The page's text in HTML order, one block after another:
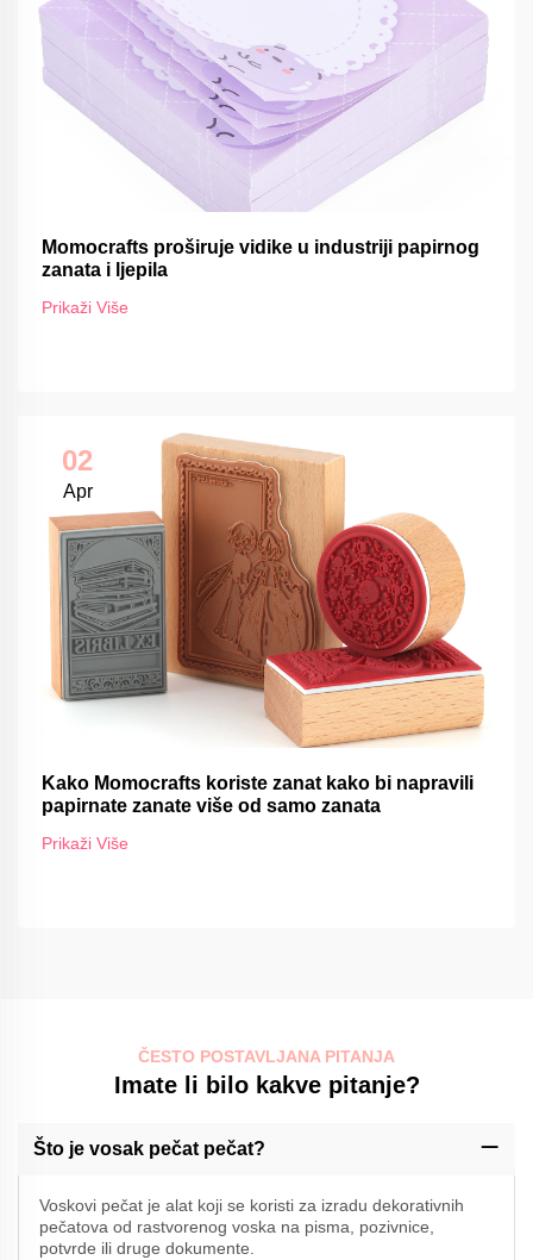
Momocrafts proširuje vidike u industriji papirnog
zanata i ljepila
Prikaži Više
02
Apr
Kako Momocrafts koriste zanat kako bi napravili
papirnate zanate više od samo zanata
Prikaži Više
ČESTO POSTAVLJANA PITANJA
Imate li bilo kakve pitanje?
Što je vosak pečat pečat?
Voskovi pečat je alat koji se koristi za izradu dekorativnih
pečatova od rastvorenog voska na pisma, pozivnice,
potvrde ili druge dokumente.